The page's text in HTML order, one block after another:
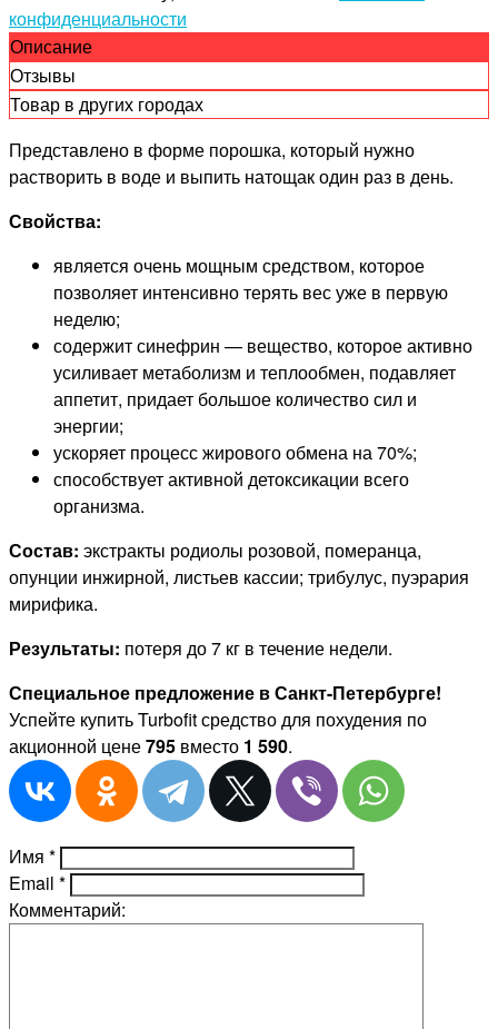
конфиденциальности
Описание
Отзывы
Товар в других городах
Представлено в форме порошка, который нужно
растворить в воде и выпить натощак один раз в день.
Свойства:
является очень мощным средством, которое
позволяет интенсивно терять вес уже в первую
неделю;
содержит синефрин — вещество, которое активно
усиливает метаболизм и теплообмен, подавляет
аппетит, придает большое количество сил и
энергии;
ускоряет процесс жирового обмена на 70%;
способствует активной детоксикации всего
организма.
Состав: экстракты родиолы розовой, померанца,
опунции инжирной, листьев кассии; трибулус, пуэрария
мирифика.
Результаты: потеря до 7 кг в течение недели.
Специальное предложение в Санкт-Петербурге!
Успейте купить Turbofit средство для похудения по
акционной цене795 вместо 1 590.
Имя *
Email *
Комментарий: